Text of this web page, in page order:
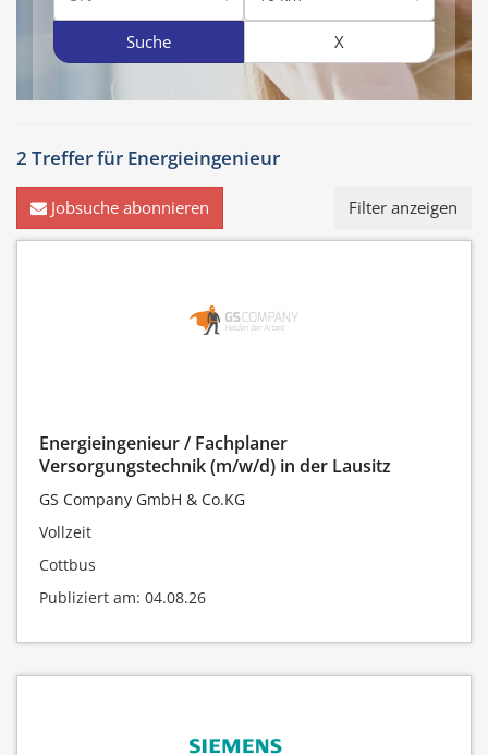
Suche X
2 Treffer für Energieingenieur
Filter anzeigen
Jobsuche abonnieren
Energieingenieur / Fachplaner
Versorgungstechnik (m/w/d) in der Lausitz
GS Company GmbH & Co.KG
Vollzeit
Cottbus
Publiziert am: 04.08.26